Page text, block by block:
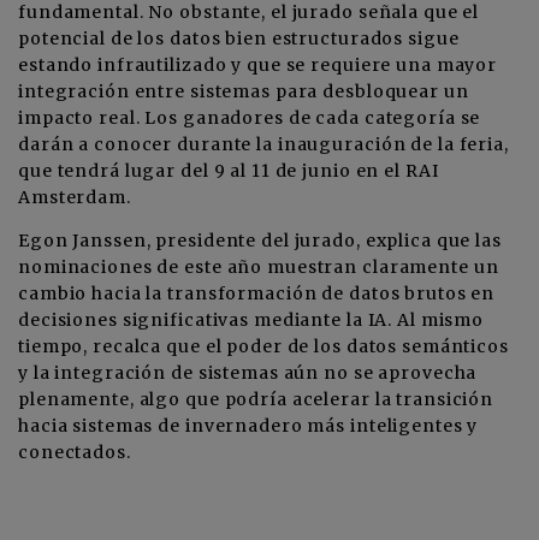
fundamental. No obstante, el jurado señala que el
potencial de los datos bien estructurados sigue
estando infrautilizado y que se requiere una mayor
integración entre sistemas para desbloquear un
impacto real. Los ganadores de cada categoría se
darán a conocer durante la inauguración de la feria,
que tendrá lugar del 9 al 11 de junio en el RAI
Amsterdam.
Egon Janssen, presidente del jurado, explica que las
nominaciones de este año muestran claramente un
cambio hacia la transformación de datos brutos en
decisiones significativas mediante la IA. Al mismo
tiempo, recalca que el poder de los datos semánticos
y la integración de sistemas aún no se aprovecha
plenamente, algo que podría acelerar la transición
hacia sistemas de invernadero más inteligentes y
conectados.